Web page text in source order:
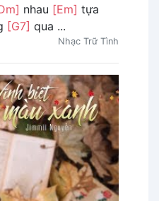
nhau [Em] tựa
[G7] qua ...
Nhạc Trữ Tình